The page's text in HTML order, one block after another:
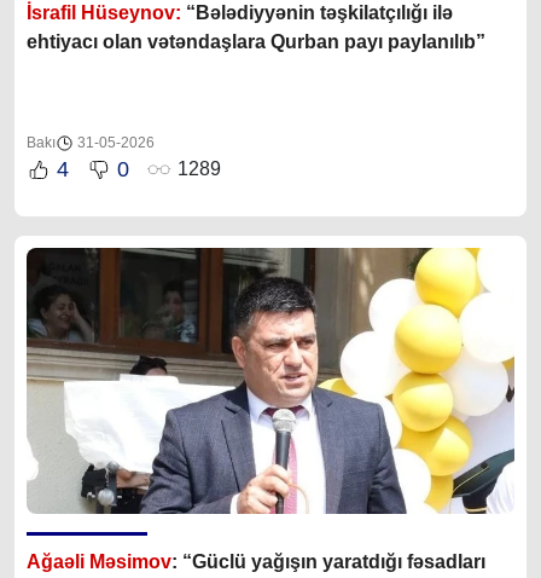
İsrafil Hüseynov: “Bələdiyyənin təşkilatçılığı ilə
ehtiyacı olan vətəndaşlara Qurban payı paylanılıb”
Bakı 31-05-2026
4 0 1289
Ağaəli Məsimov: “Güclü yağışın yaratdığı fəsadları